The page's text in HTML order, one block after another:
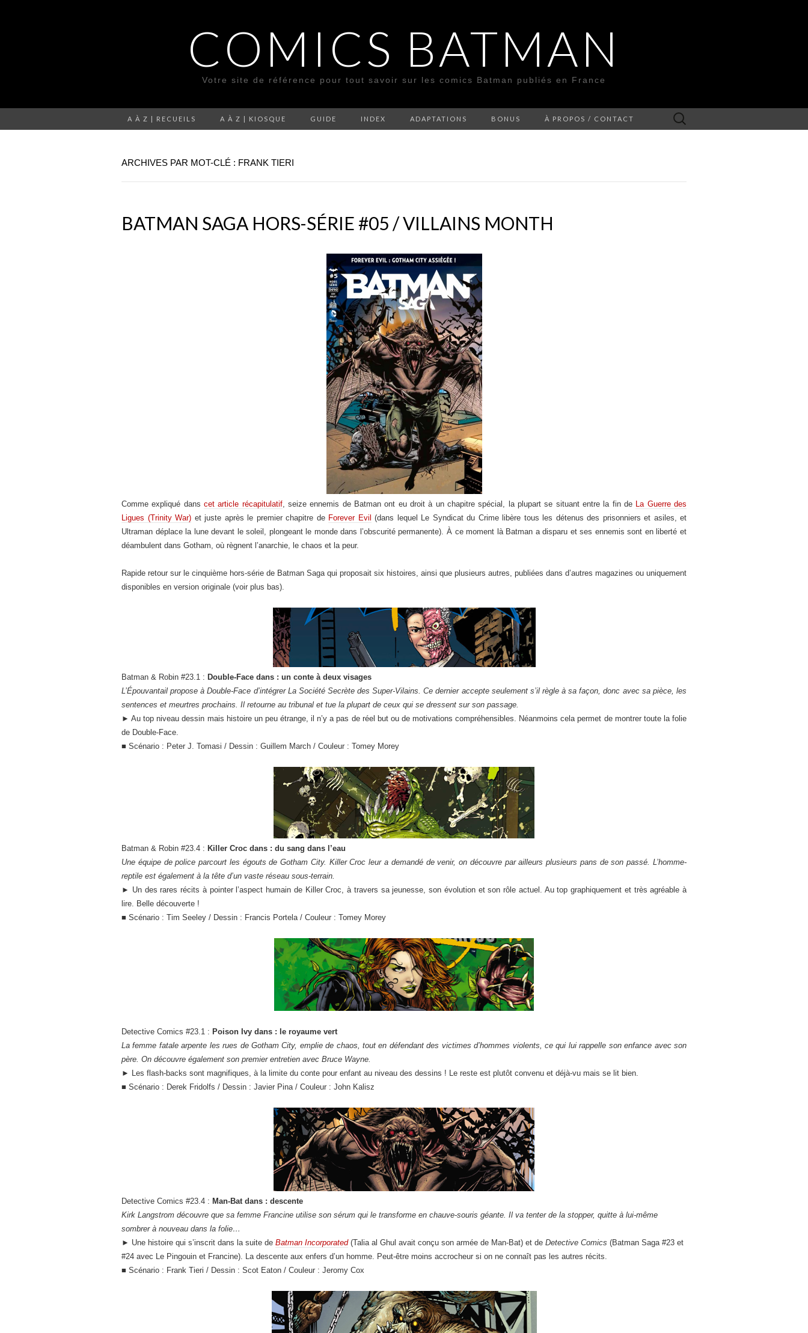
COMICS BATMAN
Votre site de référence pour tout savoir sur les comics Batman publiés en France
A À Z | RECUEILS A À Z | KIOSQUE GUIDE INDEX ADAPTATIONS BONUS À PROPOS / CONTACT Rechercher :
ARCHIVES PAR MOT-CLÉ : FRANK TIERI
BATMAN SAGA HORS-SÉRIE #05 / VILLAINS MONTH
Comme expliqué dans cet article récapitulatif, seize ennemis de Batman ont eu droit à un chapitre spécial, la plupart se situant entre la fin de La Guerre des
Ligues (Trinity War) et juste après le premier chapitre de Forever Evil (dans lequel Le Syndicat du Crime libère tous les détenus des prisonniers et asiles, et
Ultraman déplace la lune devant le soleil, plongeant le monde dans l’obscurité permanente). À ce moment là Batman a disparu et ses ennemis sont en liberté et
déambulent dans Gotham, où règnent l’anarchie, le chaos et la peur.
Rapide retour sur le cinquième hors-série de Batman Saga qui proposait six histoires, ainsi que plusieurs autres, publiées dans d’autres magazines ou uniquement
disponibles en version originale (voir plus bas).
Batman & Robin #23.1 : Double-Face dans : un conte à deux visages
L’Épouvantail propose à Double-Face d’intégrer La Société Secrète des Super-Vilains. Ce dernier accepte seulement s’il règle à sa façon, donc avec sa pièce, les
sentences et meurtres prochains. Il retourne au tribunal et tue la plupart de ceux qui se dressent sur son passage.
► Au top niveau dessin mais histoire un peu étrange, il n’y a pas de réel but ou de motivations compréhensibles. Néanmoins cela permet de montrer toute la folie
de Double-Face.
■ Scénario : Peter J. Tomasi / Dessin : Guillem March / Couleur : Tomey Morey
Batman & Robin #23.4 : Killer Croc dans : du sang dans l’eau
Une équipe de police parcourt les égouts de Gotham City. Killer Croc leur a demandé de venir, on découvre par ailleurs plusieurs pans de son passé. L’homme-
reptile est également à la tête d’un vaste réseau sous-terrain.
► Un des rares récits à pointer l’aspect humain de Killer Croc, à travers sa jeunesse, son évolution et son rôle actuel. Au top graphiquement et très agréable à
lire. Belle découverte !
■ Scénario : Tim Seeley / Dessin : Francis Portela / Couleur : Tomey Morey
Detective Comics #23.1 : Poison Ivy dans : le royaume vert
La femme fatale arpente les rues de Gotham City, emplie de chaos, tout en défendant des victimes d’hommes violents, ce qui lui rappelle son enfance avec son
père. On découvre également son premier entretien avec Bruce Wayne.
► Les flash-backs sont magnifiques, à la limite du conte pour enfant au niveau des dessins ! Le reste est plutôt convenu et déjà-vu mais se lit bien.
■ Scénario : Derek Fridolfs / Dessin : Javier Pina / Couleur : John Kalisz
Detective Comics #23.4 : Man-Bat dans : descente
Kirk Langstrom découvre que sa femme Francine utilise son sérum qui le transforme en chauve-souris géante. Il va tenter de la stopper, quitte à lui-même
sombrer à nouveau dans la folie…
► Une histoire qui s’inscrit dans la suite de Batman Incorporated(Talia al Ghul avait conçu son armée de Man-Bat) et de Detective Comics (Batman Saga #23 et
#24 avec Le Pingouin et Francine). La descente aux enfers d’un homme. Peut-être moins accrocheur si on ne connaît pas les autres récits.
■ Scénario : Frank Tieri / Dessin : Scot Eaton / Couleur : Jeromy Cox